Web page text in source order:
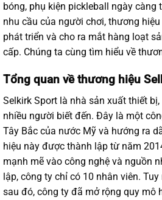
bóng, phụ kiện pickleball ngày càng
nhu cầu của người chơi, thương
phát triển và cho ra mắt hàng loạt
cấp. Chúng ta cùng tìm hiểu về
Tổng quan về thương hiệu
Selkirk Sport là nhà sản xuất thiết bị,
nhiều người biết đến. Đây là một
Tây Bắc của nước Mỹ và hướng ra
hiệu này được thành lập từ năm
mạnh mẽ vào công nghệ và nguồn
lập, công ty chỉ có 10 nhân viên.
sau đó, công ty đã mở rộng quy mô